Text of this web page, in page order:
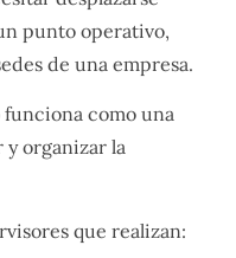
punto operativo,
de una empresa.
funciona como una
y organizar la
que realizan: